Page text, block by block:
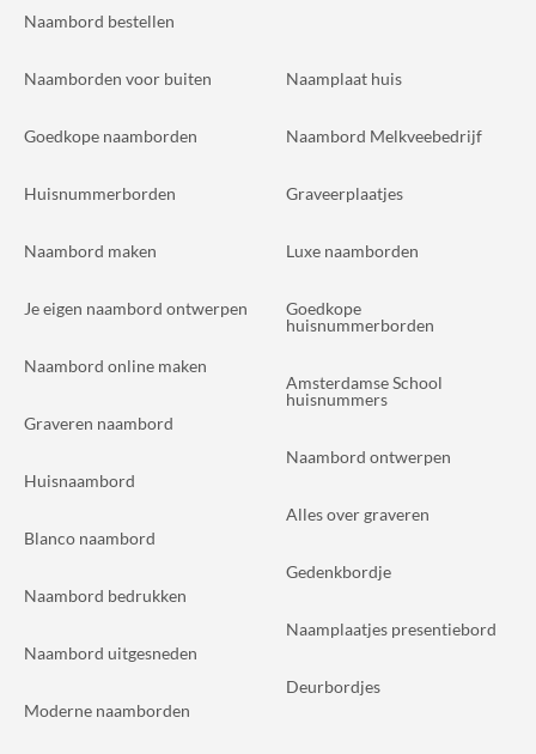
Naambord bestellen
Naamborden voor buiten
Goedkope naamborden
Huisnummerborden
Naambord maken
Je eigen naambord ontwerpen
Naambord online maken
Graveren naambord
Huisnaambord
Blanco naambord
Naambord bedrukken
Naambord uitgesneden
Moderne naamborden
Naamplaat huis
Naambord Melkveebedrijf
Graveerplaatjes
Luxe naamborden
Goedkope
huisnummerborden
Amsterdamse School
huisnummers
Naambord ontwerpen
Alles over graveren
Gedenkbordje
Naamplaatjes presentiebord
Deurbordjes